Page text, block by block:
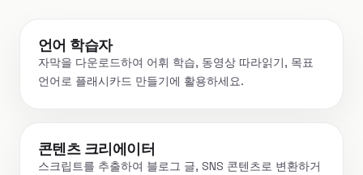
언어 학습자
자막을 다운로드하여 어휘 학습, 동영상 따라읽기, 목표
언어로 플래시카드 만들기에 활용하세요.
콘텐츠 크리에이터
스크립트를 추출하여 블로그 글, SNS 콘텐츠로 변환하거